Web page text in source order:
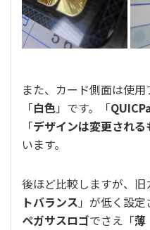
また、カード側面は使
「白色」です。「
「デザインは変更され
います。
後ほど比較しますが、
トバランス 」が低く設
ペガサスロゴでさえ「薄